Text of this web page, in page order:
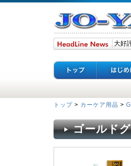
トップ > カーケア用品 >
ゴールド